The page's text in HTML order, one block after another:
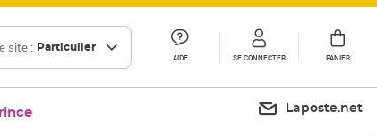
site : Particulier
AIDE SE CONNECTER PANIER
Laposte.net